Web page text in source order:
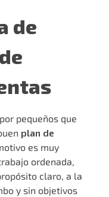
de
pequeños que
plan de
es muy
ordenada,
claro, a la
y sin objetivos